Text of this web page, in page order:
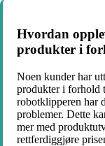
Hvordan
produkter i
Noen kunder har
produkter i forhold
robotklipperen har
problemer. Dette
mer med
rettferdiggjøre